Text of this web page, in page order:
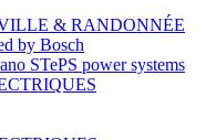
& RANDONNÉE
by Bosch
STePS power systems